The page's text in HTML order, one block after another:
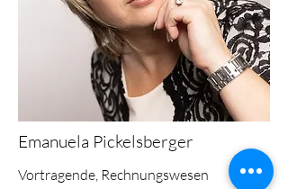
Emanuela Pickelsberger
Vortragende, Rechnungswesen